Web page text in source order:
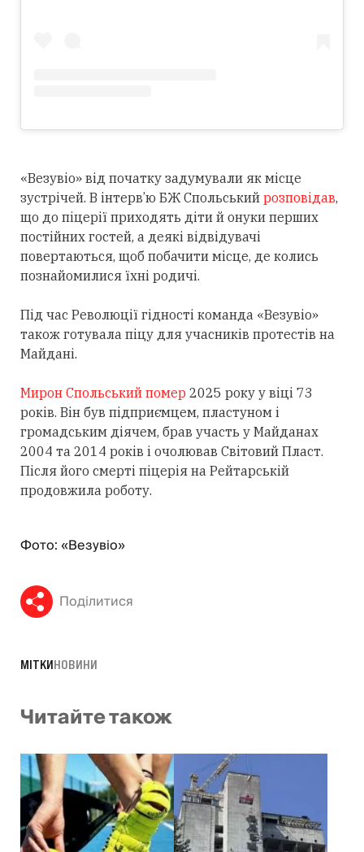
«Везувіо» від початку задумували як місце
зустрічей. В інтерв’ю БЖ Спольський розповідав,
що до піцерії приходять діти й онуки перших
постійних гостей, а деякі відвідувачі
повертаються, щоб побачити місце, де колись
познайомилися їхні родичі.
Під час Революції гідності команда «Везувіо»
також готувала піцу для учасників протестів на
Майдані.
Мирон Спольський помер 2025 року у віці 73
років. Він був підприємцем, пластуном і
громадським діячем, брав участь у Майданах
2004 та 2014 років і очолював Світовий Пласт.
Після його смерті піцерія на Рейтарській
продовжила роботу.
Фото: «Везувіо»
Поділитися
МІТКИНОВИНИ
Читайте також